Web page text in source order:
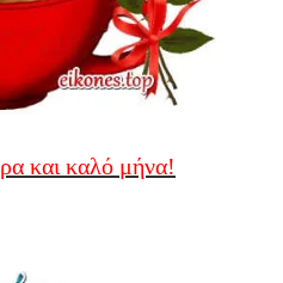
και καλό μήνα!